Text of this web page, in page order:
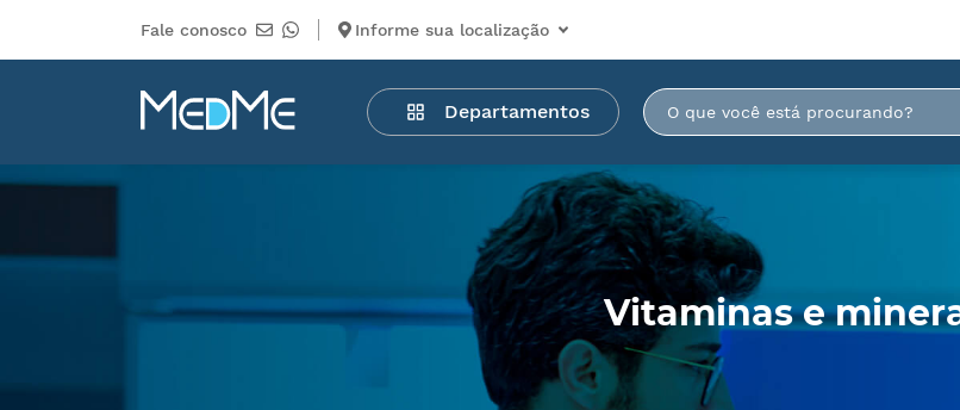
Fale conosco Informe sua localização
Departamentos
Departamentos
Medicamentos
Higiene
pessoal
Vitaminas e